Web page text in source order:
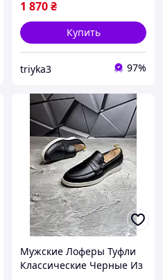
1 870₴
Купить
triyka3 97%
Мужские Лоферы Туфли
Классические Черные Из